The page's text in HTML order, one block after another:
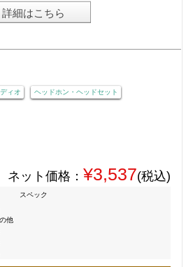
詳細はこちら
ィオ ヘッドホン・ヘッドセット
ネット価格： ¥3,537(税込)
スペック
他